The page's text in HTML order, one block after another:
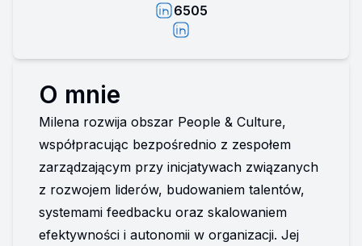
6505
O mnie
Milena rozwija obszar People & Culture,
współpracując bezpośrednio z zespołem
zarządzającym przy inicjatywach związanych
z rozwojem liderów, budowaniem talentów,
systemami feedbacku oraz skalowaniem
efektywności i autonomii w organizacji. Jej